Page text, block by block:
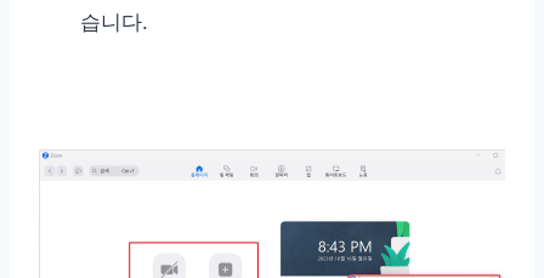
습니다.